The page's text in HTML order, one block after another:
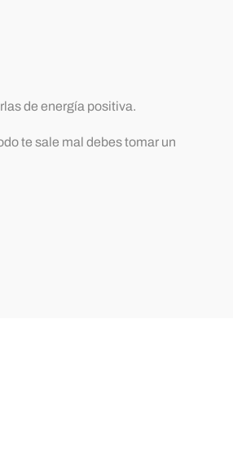
de energía positiva.
te sale mal debes tomar un